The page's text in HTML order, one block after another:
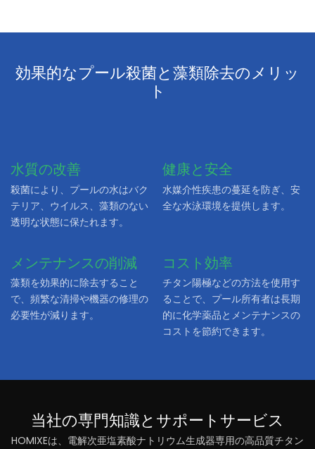
効果的なプール殺菌と藻類除去のメリッ
ト
水質の改善
殺菌により、プールの水はバク
テリア、ウイルス、藻類のない
透明な状態に保たれます。
健康と安全
水媒介性疾患の蔓延を防ぎ、安
全な水泳環境を提供します。
メンテナンスの削減
藻類を効果的に除去すること
で、頻繁な清掃や機器の修理の
必要性が減ります。
コスト効率
チタン陽極などの方法を使用す
ることで、プール所有者は長期
的に化学薬品とメンテナンスの
コストを節約できます。
当社の専門知識とサポートサービス
HOMIXEは、電解次亜塩素酸ナトリウム生成器専用の高品質チタン